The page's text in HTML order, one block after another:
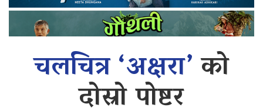
चलचित्र ‘अक्षरा’को
दोस्रो पोष्टर